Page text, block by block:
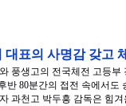
대표의 사명감 갖고
풍생고의 전국체전 고등부
반 80분간의 접전 속에서
과천고 박두흥 감독은 힘